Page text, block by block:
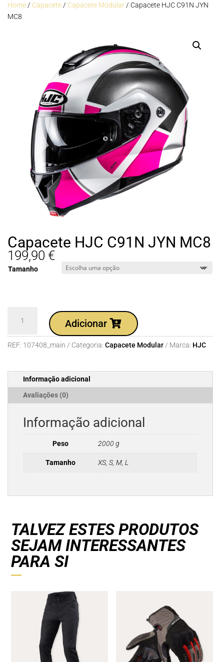
Home/ Capacete/ Capacete Modular/ Capacete HJC C91N JYN
MC8
Capacete HJC C91N JYN MC8
199,90 €
Tamanho
Capacete
HJC
JYN
Adicionar
REF: 107408_main Categoria: Capacete Modular Marca: HJC
Informação adicional
Avaliações (0)
Informação adicional
Peso 2000 g
Tamanho XS, S, M, L
TALVEZ ESTES PRODUTOS
SEJAM INTERESSANTES
PARA SI